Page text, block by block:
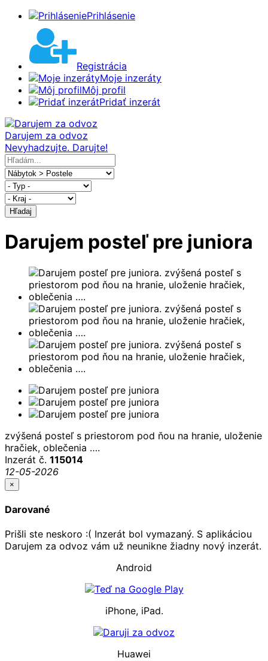
Prihlásenie
Registrácia
Moje inzeráty
Môj profil
Pridať inzerát
Darujem za odvoz
Nevyhadzujte. Darujte!
Hľadaj
Darujem posteľ pre juniora
zvýšená posteľ s priestorom pod ňou na hranie, uloženie
hračiek, oblečenia ….
Inzerát č. 115014
12-05-2026
×
Darované
Prišli ste neskoro :( Inzerát bol vymazaný. S aplikáciou
Darujem za odvoz vám už neunikne žiadny nový inzerát.
Android
iPhone, iPad.
Huawei